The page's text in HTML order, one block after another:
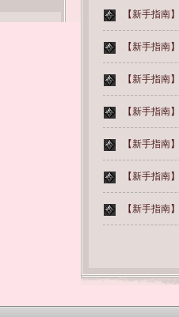
【新手指南】
【新手指南】
【新手指南】
【新手指南】
【新手指南】
【新手指南】
【新手指南】